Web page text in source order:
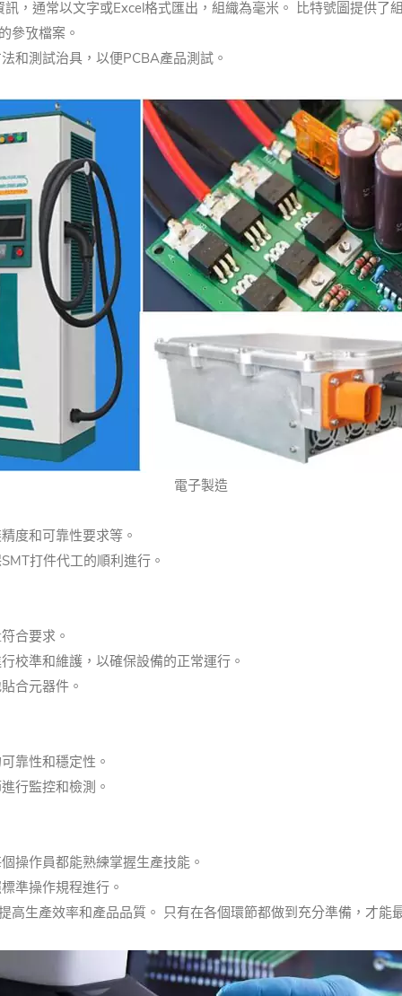
，通常以文字或Excel格式匯出，組織為毫米。 比特號圖提供了
參攷檔案。
和測試治具，以便PCBA產品測試。
電子製造
度和可靠性要求等。
打件代工的順利進行。
合要求。
校準和維護，以確保設備的正常運行。
合元器件。
靠性和穩定性。
行監控和檢測。
操作員都能熟練掌握生產技能。
準操作規程進行。
高生產效率和產品品質。 只有在各個環節都做到充分準備，才